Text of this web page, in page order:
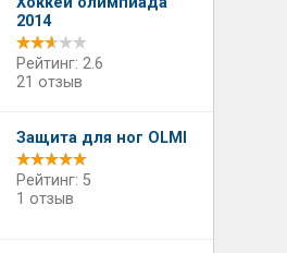
2014
Рейтинг: 2.6
21 отзыв
Защита для ног OLMI
Рейтинг: 5
1 отзыв